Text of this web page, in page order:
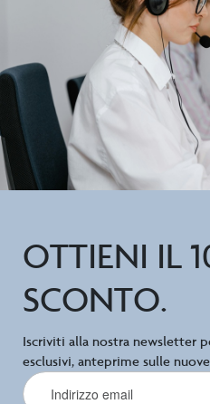
OTTIENI IL
SCONTO.
Iscriviti alla nostra newsletter
esclusivi, anteprime sulle